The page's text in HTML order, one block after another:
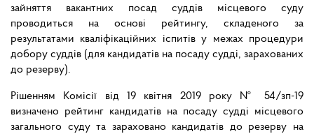
зайняття вакантних посад суддів місцевого суду
проводиться на основі рейтингу, складеного за
результатами кваліфікаційних іспитів у межах процедури
добору суддів (для кандидатів на посаду судді, зарахованих
до резерву).
Рішенням Комісії від 19 квітня 2019 року № 54/зп-19
визначено рейтинг кандидатів на посаду судді місцевого
загального суду та зараховано кандидатів до резерву на